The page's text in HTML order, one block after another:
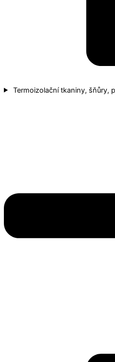
Termoizolační tkaniny, šňůry,